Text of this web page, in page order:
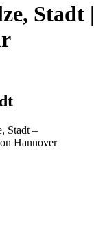
Stadt |
Stadt –
Hannover